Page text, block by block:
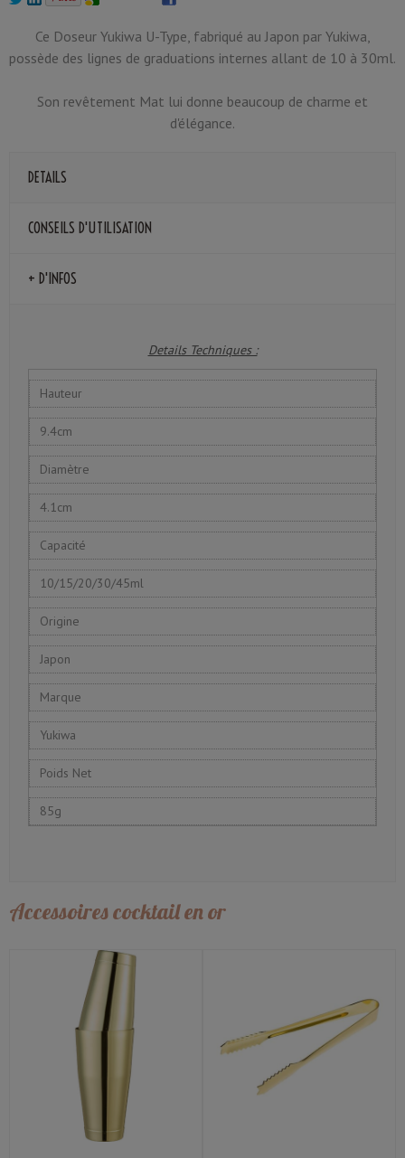
Ce Doseur Yukiwa U-Type, fabriqué au Japon par Yukiwa,
possède des lignes de graduations internes allant de 10 à 30ml.
Son revêtement Mat lui donne beaucoup de charme et
d'élégance.
DETAILS
CONSEILS D'UTILISATION
+ D'INFOS
Details Techniques :
Hauteur
9.4cm
Diamètre
4.1cm
Capacité
10/15/20/30/45ml
Origine
Japon
Marque
Yukiwa
Poids Net
85g
Accessoires cocktail en or